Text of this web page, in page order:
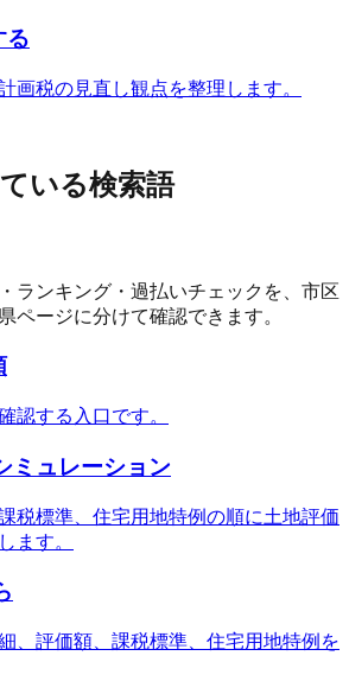
る
画税の見直し観点を整理します。
いる検索語
ランキング・過払いチェックを、市区
ページに分けて確認できます。
認する入口です。
ミュレーション
税標準、住宅用地特例の順に土地評価
ます。
、評価額、課税標準、住宅用地特例を